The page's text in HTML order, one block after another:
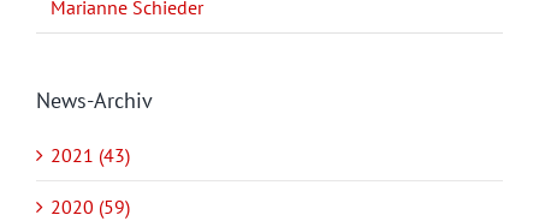
Marianne Schieder
News-Archiv
2021 (43)
2020 (59)